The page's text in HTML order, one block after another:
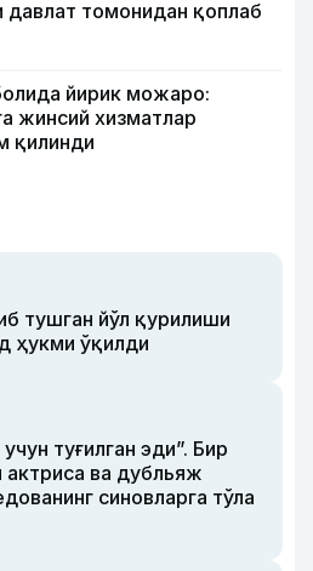
давлат томонидан қоплаб
йирик можаро:
жинсий хизматлар
қилинди
тушган йўл қурилиши
ҳукми ўқилди
туғилган эди”. Бир
актриса ва дубльяж
синовларга тўла